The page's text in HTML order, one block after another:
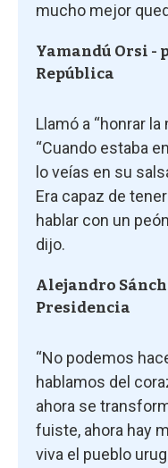
mucho mejor
Yamandú Orsi -
República
Llamó a “honrar
“Cuando estaba
lo veías en su
Era capaz de
hablar con un
dijo.
Alejandro
Presidencia
“No podemos
hablamos del
ahora se
fuiste, ahora hay
viva el pueblo